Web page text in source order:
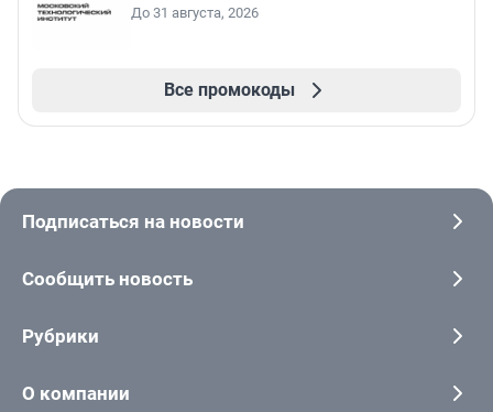
До 31 августа, 2026
Все промокоды
Подписаться на новости
Сообщить новость
Рубрики
О компании